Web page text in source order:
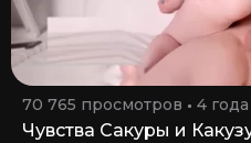
70 765 просмотров 4
Чувства Сакуры и